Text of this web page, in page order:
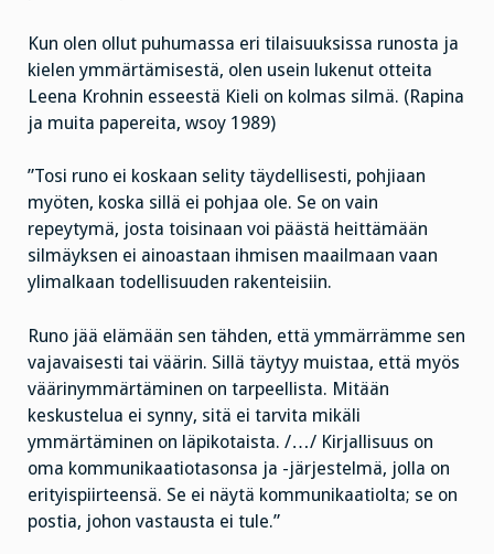
Kun olen ollut puhumassa eri tilaisuuksissa runosta ja
kielen ymmärtämisestä, olen usein lukenut otteita
Leena Krohnin esseestä Kieli on kolmas silmä. (Rapina
ja muita papereita, wsoy 1989)
”Tosi runo ei koskaan selity täydellisesti, pohjiaan
myöten, koska sillä ei pohjaa ole. Se on vain
repeytymä, josta toisinaan voi päästä heittämään
silmäyksen ei ainoastaan ihmisen maailmaan vaan
ylimalkaan todellisuuden rakenteisiin.
Runo jää elämään sen tähden, että ymmärrämme sen
vajavaisesti tai väärin. Sillä täytyy muistaa, että myös
väärinymmärtäminen on tarpeellista. Mitään
keskustelua ei synny, sitä ei tarvita mikäli
ymmärtäminen on läpikotaista. /…/ Kirjallisuus on
oma kommunikaatiotasonsa ja -järjestelmä, jolla on
erityispiirteensä. Se ei näytä kommunikaatiolta; se on
postia, johon vastausta ei tule.”